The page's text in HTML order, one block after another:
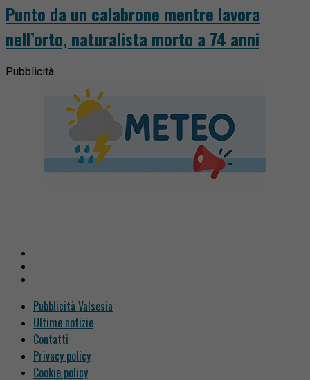
Punto da un calabrone mentre lavora
nell’orto, naturalista morto a 74 anni
Pubblicità
Pubblicità Valsesia
Ultime notizie
Contatti
Privacy policy
Cookie policy